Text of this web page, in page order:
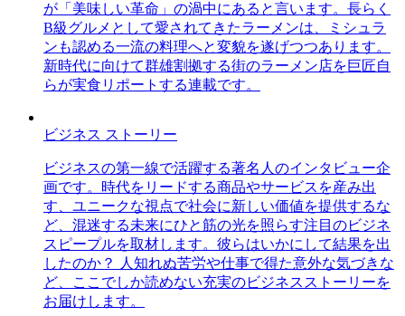
が「美味しい革命」の渦中にあると言います。長らく
B級グルメとして愛されてきたラーメンは、ミシュラ
ンも認める一流の料理へと変貌を遂げつつあります。
新時代に向けて群雄割拠する街のラーメン店を巨匠自
らが実食リポートする連載です。
ビジネス ストーリー
ビジネスの第一線で活躍する著名人のインタビュー企
画です。時代をリードする商品やサービスを産み出
す、ユニークな視点で社会に新しい価値を提供するな
ど、混迷する未来にひと筋の光を照らす注目のビジネ
スピープルを取材します。彼らはいかにして結果を出
したのか？ 人知れぬ苦労や仕事で得た意外な気づきな
ど、ここでしか読めない充実のビジネスストーリーを
お届けします。